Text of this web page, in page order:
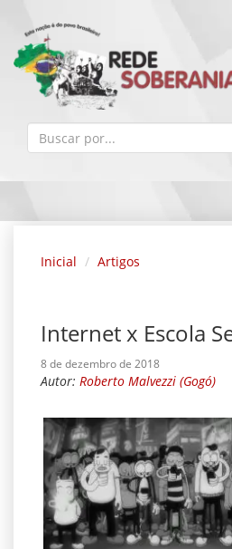
Inicial Artigos
Internet x Escola
8 de dezembro de 2018
Autor: Roberto Malvezzi (Gogó)